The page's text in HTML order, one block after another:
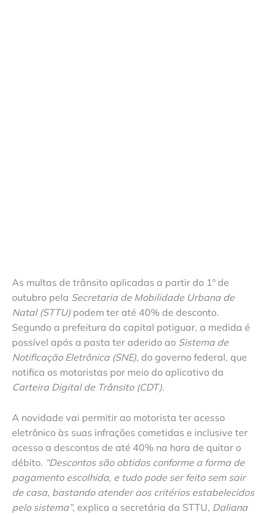
As multas de trânsito aplicadas a partir do 1º de
outubro pela Secretaria de Mobilidade Urbana de
Natal (STTU) podem ter até 40% de desconto.
Segundo a prefeitura da capital potiguar, a medida é
possível após a pasta ter aderido ao Sistema de
Notificação Eletrônica (SNE), do governo federal, que
notifica os motoristas por meio do aplicativo da
Carteira Digital de Trânsito (CDT).
A novidade vai permitir ao motorista ter acesso
eletrônico às suas infrações cometidas e inclusive ter
acesso a descontos de até 40% na hora de quitar o
débito. “Descontos são obtidos conforme a forma de
pagamento escolhida, e tudo pode ser feito sem sair
de casa, bastando atender aos critérios estabelecidos
pelo sistema”, explica a secretária da STTU, Daliana